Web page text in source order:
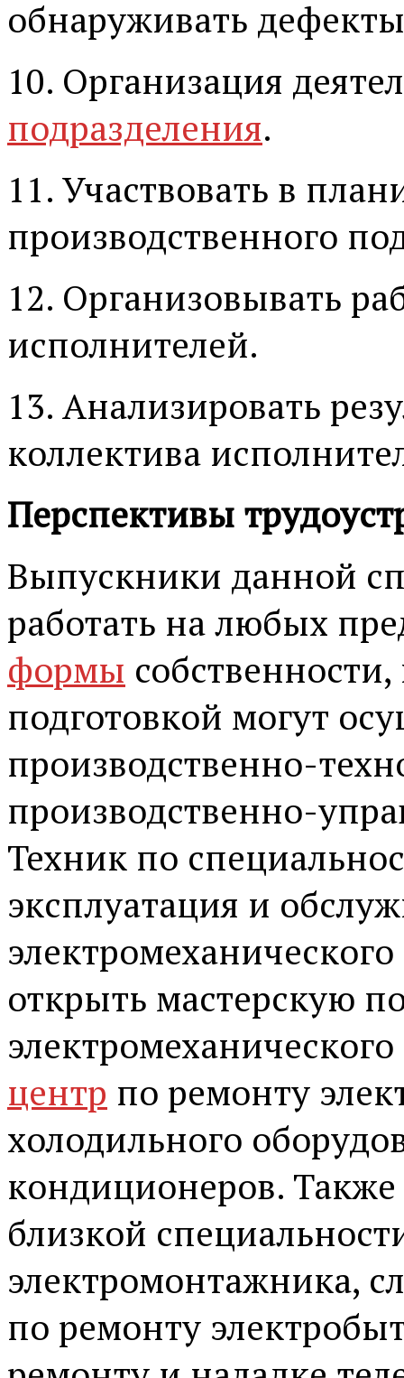
обнаруживать
10. Организация
подразделения.
11. Участвовать в
производственного
12. Организовывать
исполнителей.
13. Анализировать
коллектива
Перспективы
Выпускники данной
работать на любых
формы
подготовкой могут
производственно-
производственно-
Техник по
эксплуатация и
открыть мастерскую
центр по ремонту
холодильного
кондиционеров.
близкой
электромонтажника,
по ремонту